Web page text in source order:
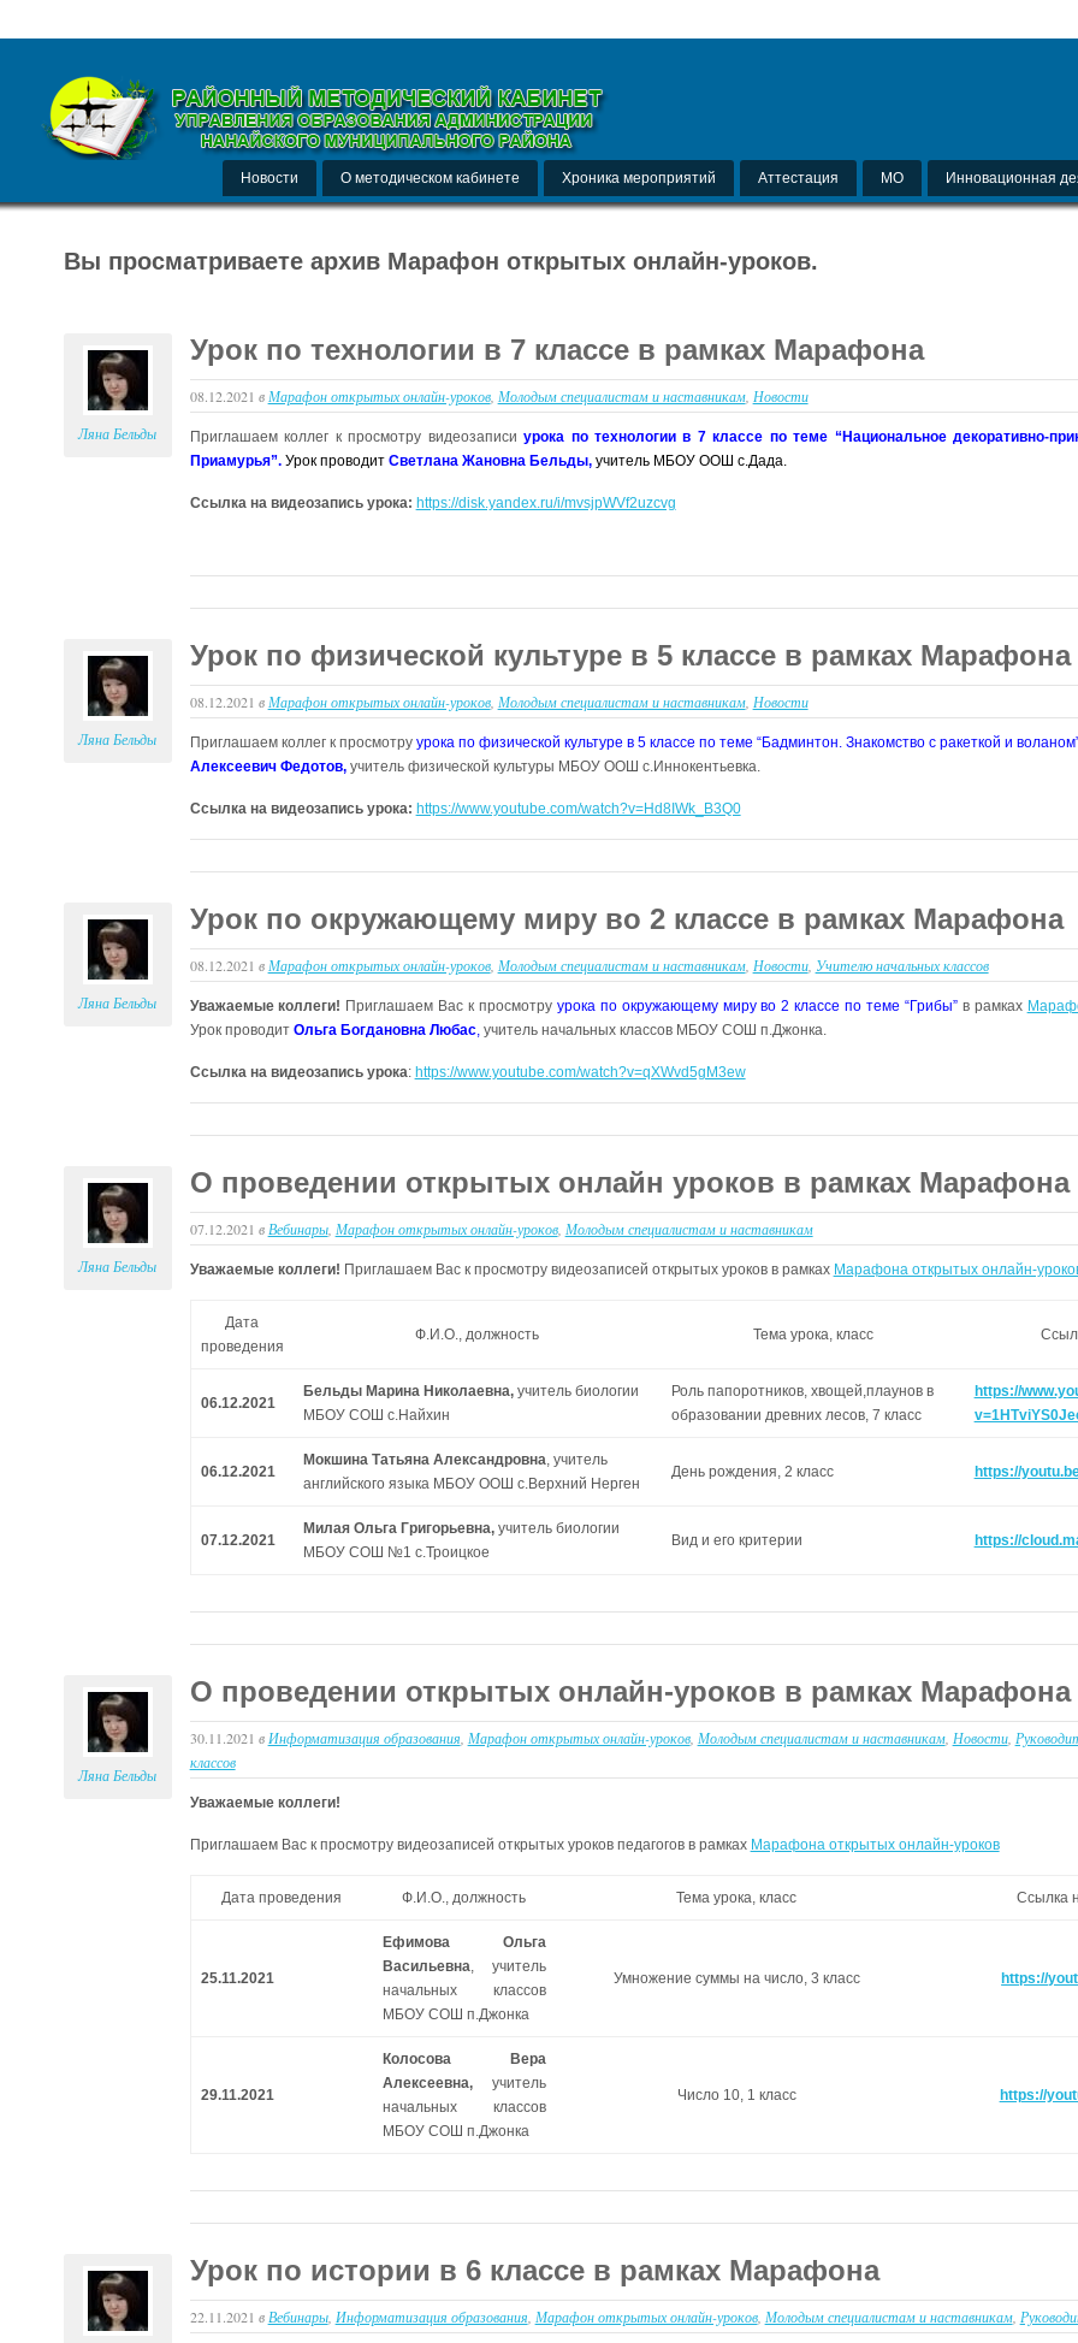
Новости О методическом кабинете Хроника мероприятий Аттестация МО Инновационная
Вы просматриваете архив Марафон открытых онлайн-уроков.
Ляна Бельды
Урок по технологии в 7 классе в рамках Марафона
08.12.2021 в Марафон открытых онлайн-уроков, Молодым специалистам и наставникам, Новости
Приглашаем коллег к просмотру видеозаписиурока по технологии в 7 классе по теме “Национальное декоративно-
Приамурья”. Урок проводит Светлана Жановна Бельды, учитель МБОУ ООШ с.Дада.
Ссылка на видеозапись урока: https://disk.yandex.ru/i/mvsjpWVf2uzcvg
Ляна Бельды
Урок по физической культуре в 5 классе в рамках Марафона
08.12.2021 в Марафон открытых онлайн-уроков, Молодым специалистам и наставникам, Новости
Приглашаем коллег к просмотруурока по физической культуре в 5 классе по теме “Бадминтон. Знакомство с ракеткой и
Алексеевич Федотов,учитель физической культуры МБОУ ООШ с.Иннокентьевка.
Ссылка на видеозапись урока: https://www.youtube.com/watch?v=Hd8IWk_B3Q0
Ляна Бельды
Урок по окружающему миру во 2 классе в рамках Марафона
08.12.2021 в Марафон открытых онлайн-уроков, Молодым специалистам и наставникам, Новости, Учителю начальных классов
Уважаемые коллеги! Приглашаем Вас к просмотру урока по окружающему миру во 2 классе по теме “Грибы”в рамках
Урок проводит Ольга Богдановна Любас,учитель начальных классов МБОУ СОШ п.Джонка.
Ссылка на видеозапись урока: https://www.youtube.com/watch?v=qXWvd5gM3ew
Ляна Бельды
О проведении открытых онлайн уроков в рамках Марафона
07.12.2021 в Вебинары, Марафон открытых онлайн-уроков, Молодым специалистам и наставникам
Уважаемые коллеги! Приглашаем Вас к просмотру видеозаписей открытых уроков в рамках Марафона открытых онлайн-
Дата
проведения
Ф.И.О., должность Тема урока, класс
06.12.2021
Бельды Марина Николаевна,учитель биологии
МБОУ СОШ с.Найхин
Роль папоротников, хвощей,плаунов в
образовании древних лесов, 7 класс
https://
06.12.2021
Мокшина Татьяна Александровна, учитель
английского языка МБОУ ООШ с.Верхний Нерген
День рождения, 2 класс https://
07.12.2021
Милая Ольга Григорьевна,учитель биологии
МБОУ СОШ №1 с.Троицкое
Вид и его критерии https://
Ляна Бельды
О проведении открытых онлайн-уроков в рамках Марафона
30.11.2021 в Информатизация образования Марафон открытых онлайн-уроков, Молодым специалистам и наставникам, Новости,
классов
Уважаемые коллеги!
Приглашаем Вас к просмотру видеозаписей открытых уроков педагогов в рамках Марафона открытых онлайн-уроков
Дата проведения Ф.И.О., должность Тема урока, класс Ссылка
25.11.2021
Ефимова Ольга
Васильевна, учитель
начальных классов
МБОУ СОШ п.Джонка
Умножение суммы на число, 3 класс https://
29.11.2021
Колосова Вера
Алексеевна, учитель
начальных классов
МБОУ СОШ п.Джонка
Число 10, 1 класс https://
Урок по истории в 6 классе в рамках Марафона
22.11.2021 в Вебинары, Информатизация образования Марафон открытых онлайн-уроков, Молодым специалистам и наставникам,